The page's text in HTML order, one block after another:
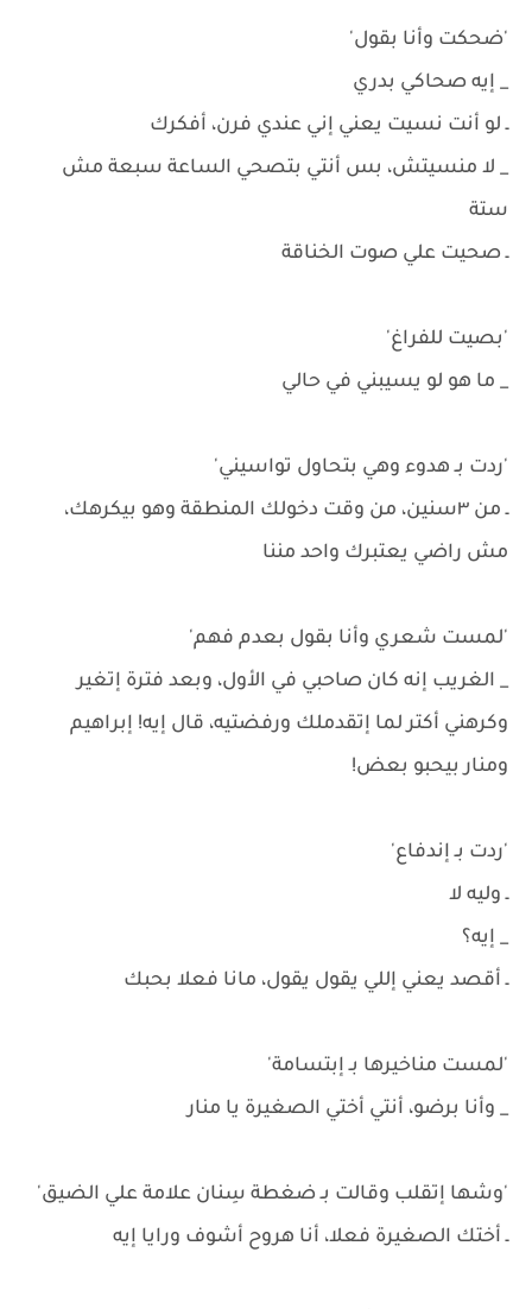
'ضحكت وأنا بقول'
_ إيه صحاكي بدري
ـ لو أنت نسيت يعني إني عندي فرن، أفكرك
_ لا منسيتش، بس أنتي بتصحي الساعة سبعة مش
ستة
ـ صحيت علي صوت الخناقة
'بصيت للفراغ'
_ ما هو لو يسيبني في حالي
'ردت بـ هدوء وهي بتحاول تواسيني'
ـ من ٣سنين، من وقت دخولك المنطقة وهو بيكرهك،
مش راضي يعتبرك واحد مننا
'لمست شعري وأنا بقول بعدم فهم'
_ الغريب إنه كان صاحبي في الأول، وبعد فترة إتغير
وكرهني أكتر لما إتقدملك ورفضتيه، قال إيه! إبراهيم
ومنار بيحبو بعض!
'ردت بـ إندفاع'
ـ وليه لا
_ إيه؟
ـ أقصد يعني إللي يقول يقول، مانا فعلا بحبك
'لمست مناخيرها بـ إبتسامة'
_ وأنا برضو، أنتي أختي الصغيرة يا منار
'وشها إتقلب وقالت بـ ضغطة سِنان علامة علي الضيق'
ـ أختك الصغيرة فعلا، أنا هروح أشوف ورايا إيه